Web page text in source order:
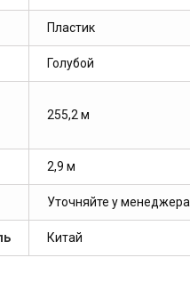
Пластик
Голубой
255,2 м
2,9 м
Уточняйте у менеджера
Китай